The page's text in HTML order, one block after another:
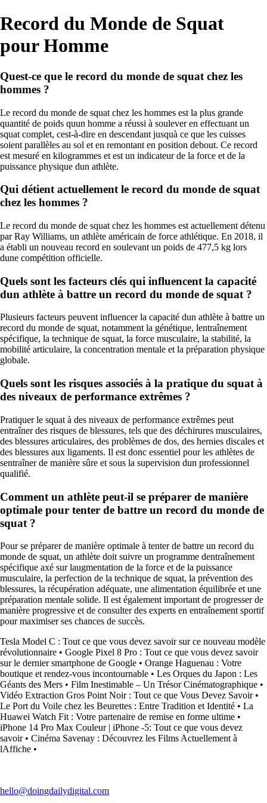
Record du Monde de Squat
pour Homme
Quest-ce que le record du monde de squat chez les
hommes ?
Le record du monde de squat chez les hommes est la plus grande
quantité de poids quun homme a réussi à soulever en effectuant un
squat complet, cest-à-dire en descendant jusquà ce que les cuisses
soient parallèles au sol et en remontant en position debout. Ce record
est mesuré en kilogrammes et est un indicateur de la force et de la
puissance physique dun athlète.
Qui détient actuellement le record du monde de squat
chez les hommes ?
Le record du monde de squat chez les hommes est actuellement détenu
par Ray Williams, un athlète américain de force athlétique. En 2018, il
a établi un nouveau record en soulevant un poids de 477,5 kg lors
dune compétition officielle.
Quels sont les facteurs clés qui influencent la capacité
dun athlète à battre un record du monde de squat ?
Plusieurs facteurs peuvent influencer la capacité dun athlète à battre un
record du monde de squat, notamment la génétique, lentraînement
spécifique, la technique de squat, la force musculaire, la stabilité, la
mobilité articulaire, la concentration mentale et la préparation physique
globale.
Quels sont les risques associés à la pratique du squat à
des niveaux de performance extrêmes ?
Pratiquer le squat à des niveaux de performance extrêmes peut
entraîner des risques de blessures, tels que des déchirures musculaires,
des blessures articulaires, des problèmes de dos, des hernies discales et
des blessures aux ligaments. Il est donc essentiel pour les athlètes de
sentraîner de manière sûre et sous la supervision dun professionnel
qualifié.
Comment un athlète peut-il se préparer de manière
optimale pour tenter de battre un record du monde de
squat ?
Pour se préparer de manière optimale à tenter de battre un record du
monde de squat, un athlète doit suivre un programme dentraînement
spécifique axé sur laugmentation de la force et de la puissance
musculaire, la perfection de la technique de squat, la prévention des
blessures, la récupération adéquate, une alimentation équilibrée et une
préparation mentale solide. Il est également important de progresser de
manière progressive et de consulter des experts en entraînement sportif
pour maximiser ses chances de succès.
Tesla Model C : Tout ce que vous devez savoir sur ce nouveau modèle
révolutionnaire • Google Pixel 8 Pro : Tout ce que vous devez savoir
sur le dernier smartphone de Google • Orange Haguenau : Votre
boutique et rendez-vous incontournable • Les Orques du Japon : Les
Géants des Mers • Film Inestimable – Un Trésor Cinématographique •
Vidéo Extraction Gros Point Noir : Tout ce que Vous Devez Savoir•
Le Port du Voile chez les Beurettes : Entre Tradition et Identité • La
Huawei Watch Fit : Votre partenaire de remise en forme ultime •
iPhone 14 Pro Max Couleur | iPhone -5: Tout ce que vous devez
savoir• Cinéma Savenay : Découvrez les Films Actuellement à
lAffiche •
hello@doingdailydigital.com